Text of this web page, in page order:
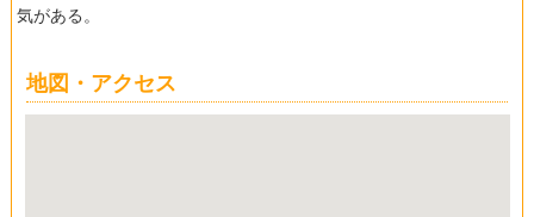
気がある。
地図・アクセス